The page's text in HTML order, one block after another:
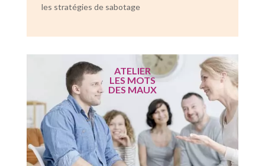
les stratégies de sabotage
ATELIER
LES MOTS
DES MAUX